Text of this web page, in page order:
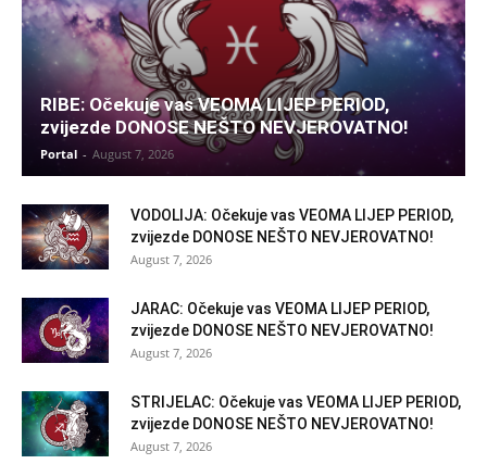
RIBE: Očekuje vas VEOMA LIJEP PERIOD,
zvijezde DONOSE NEŠTO NEVJEROVATNO!
Portal - August 7, 2026
VODOLIJA: Očekuje vas VEOMA LIJEP PERIOD,
zvijezde DONOSE NEŠTO NEVJEROVATNO!
August 7, 2026
JARAC: Očekuje vas VEOMA LIJEP PERIOD,
zvijezde DONOSE NEŠTO NEVJEROVATNO!
August 7, 2026
STRIJELAC: Očekuje vas VEOMA LIJEP PERIOD,
zvijezde DONOSE NEŠTO NEVJEROVATNO!
August 7, 2026